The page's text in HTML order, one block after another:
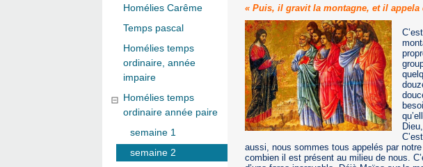
« Puis, il gravit la montagne, et il appela
aussi, nous sommes tous appelés par
combien il est présent au milieu de nous.
Homélies Carême
Temps pascal
Homélies temps
ordinaire, année
impaire
Homélies temps
ordinaire année paire
semaine 1
semaine 2